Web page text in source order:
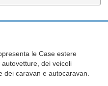
le Case estere
dei veicoli
dei caravan e autocaravan.